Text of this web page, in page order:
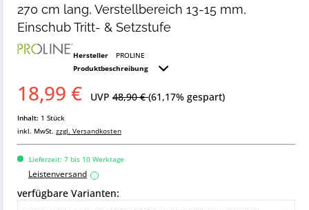
270 cm lang, Verstellbereich 13-15 mm,
Einschub Tritt- & Setzstufe
Hersteller
PROLINE
Produktbeschreibung
18,99 € UVP 48,90 €(61,17% gespart)
Inhalt: 1 Stück
inkl. MwSt. zzgl. Versandkosten
Lieferzeit: 7 bis 10 Werktage
Leistenversand i
verfügbare Varianten: